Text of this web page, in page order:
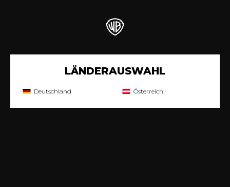
LÄNDERAUSWAHL
Deutschland Österreich